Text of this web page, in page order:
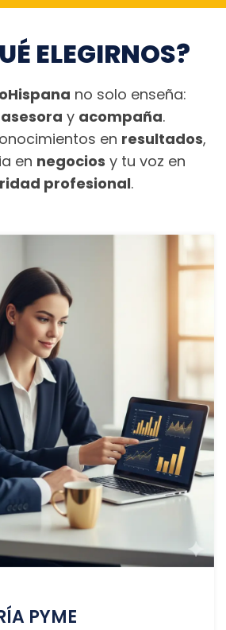
ELEGIRNOS?
no solo enseña:
asesora y acompaña.
en resultados,
en negocios y tu voz en
profesional.
PYME